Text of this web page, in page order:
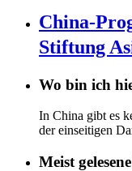
China-
Stiftung
Wo bin ich
In China gibt es
der einseitigen
Meist